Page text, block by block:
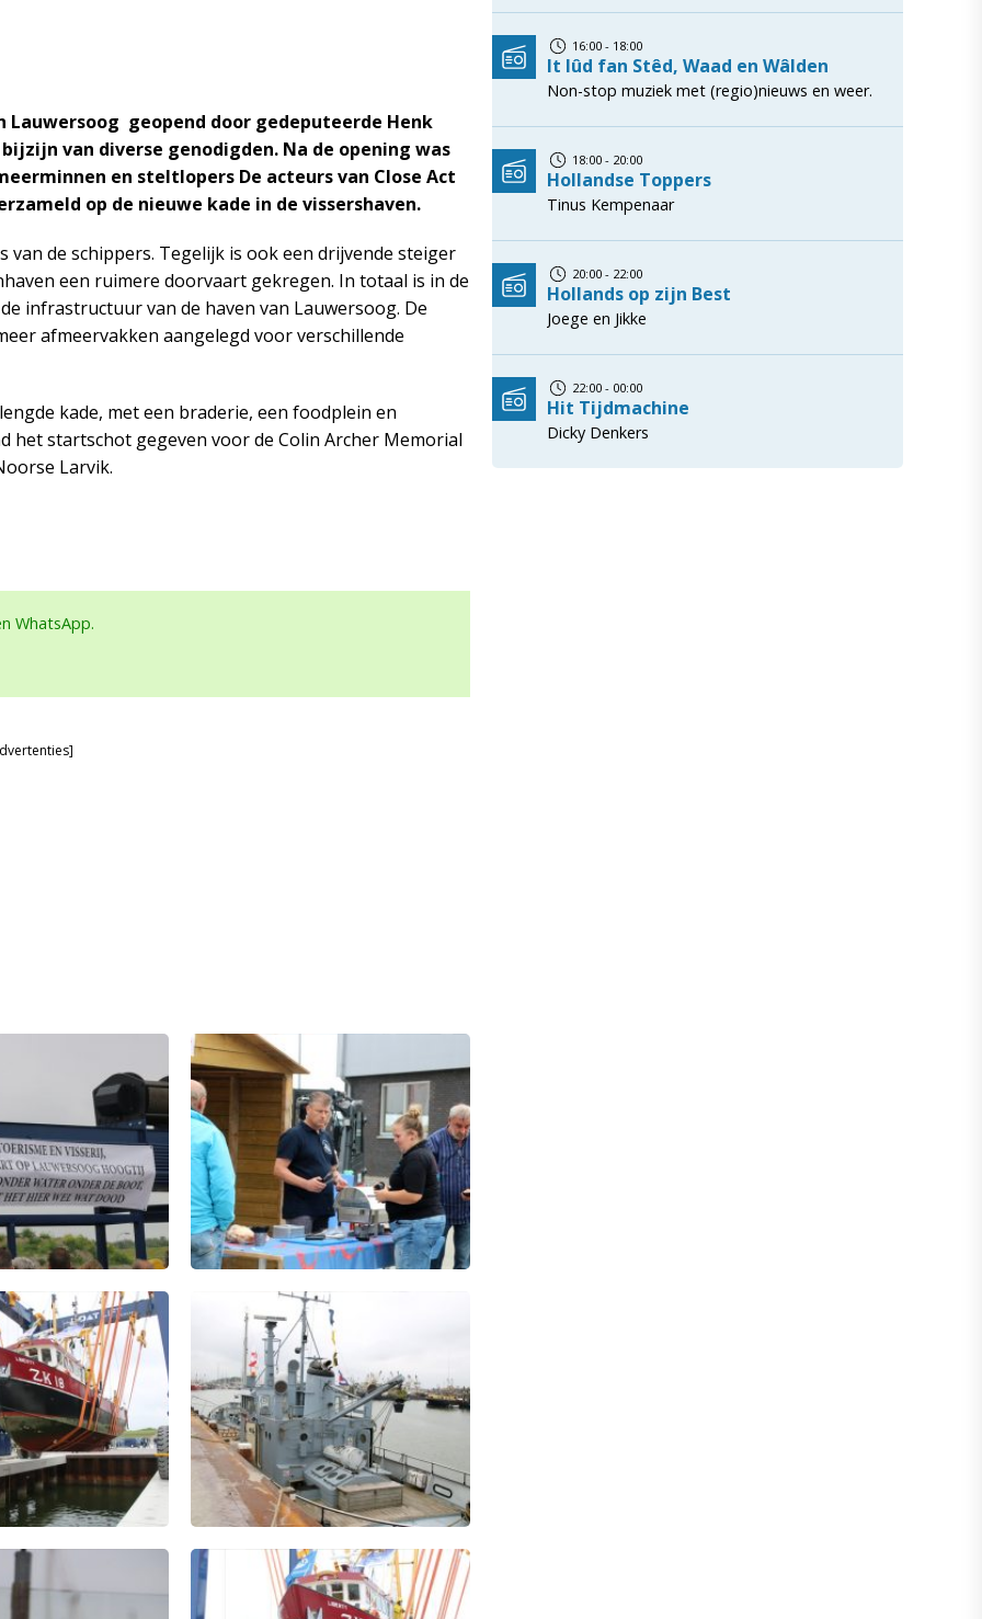
geopend door gedeputeerde Henk
van diverse genodigden. Na de opening was
en steltlopers De acteurs van Close Act
op de nieuwe kade in de vissershaven.
van de schippers. Tegelijk is ook een drijvende steiger
een ruimere doorvaart gekregen. In totaal is in de
infrastructuur van de haven van Lauwersoog. De
afmeervakken aangelegd voor verschillende
kade, met een braderie, een foodplein en
het startschot gegeven voor de Colin Archer Memorial
Larvik.
WhatsApp.
16:00 - 18:00
It lûd fan Stêd, Waad en Wâlden
Non-stop muziek met (regio)nieuws en weer.
18:00 - 20:00
Hollandse Toppers
Tinus Kempenaar
20:00 - 22:00
Hollands op zijn Best
Joege en Jikke
22:00 - 00:00
Hit Tijdmachine
Dicky Denkers